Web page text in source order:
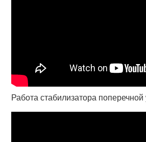
Работа стабилизатора поперечной